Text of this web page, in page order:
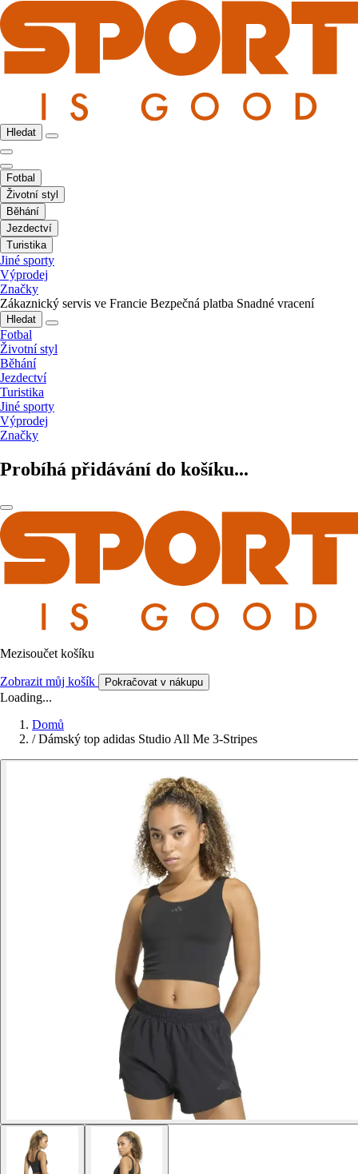
Hledat
Fotbal
Životní styl
Běhání
Jezdectví
Turistika
Jiné sporty
Výprodej
Značky
Zákaznický servis ve Francie Bezpečná platba Snadné vracení
Hledat
Fotbal
Životní styl
Běhání
Jezdectví
Turistika
Jiné sporty
Výprodej
Značky
Probíhá přidávání do košíku...
Mezisoučet košíku
Zobrazit můj košík Pokračovat v nákupu
Loading...
Domů
/ Dámský top adidas Studio All Me 3-Stripes